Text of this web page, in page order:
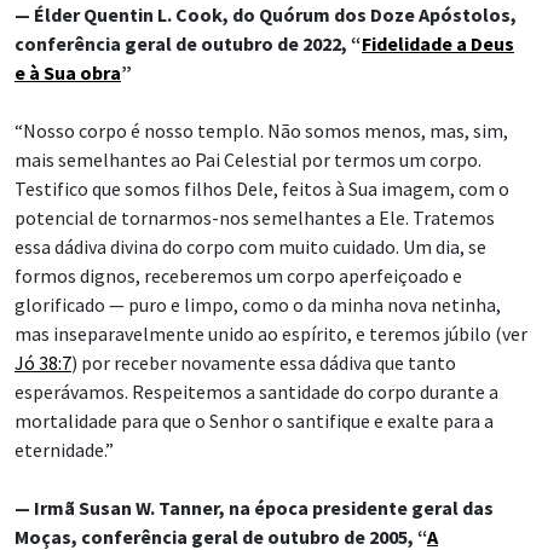
— Élder Quentin L. Cook, do Quórum dos Doze Apóstolos,
conferência geral de outubro de 2022, “Fidelidade a Deus
e à Sua obra”
“Nosso corpo é nosso templo. Não somos menos, mas, sim,
mais semelhantes ao Pai Celestial por termos um corpo.
Testifico que somos filhos Dele, feitos à Sua imagem, com o
potencial de tornarmos-nos semelhantes a Ele. Tratemos
essa dádiva divina do corpo com muito cuidado. Um dia, se
formos dignos, receberemos um corpo aperfeiçoado e
glorificado — puro e limpo, como o da minha nova netinha,
mas inseparavelmente unido ao espírito, e teremos júbilo (ver
Jó 38:7) por receber novamente essa dádiva que tanto
esperávamos. Respeitemos a santidade do corpo durante a
mortalidade para que o Senhor o santifique e exalte para a
eternidade.”
— Irmã Susan W. Tanner, na época presidente geral das
Moças, conferência geral de outubro de 2005, “A